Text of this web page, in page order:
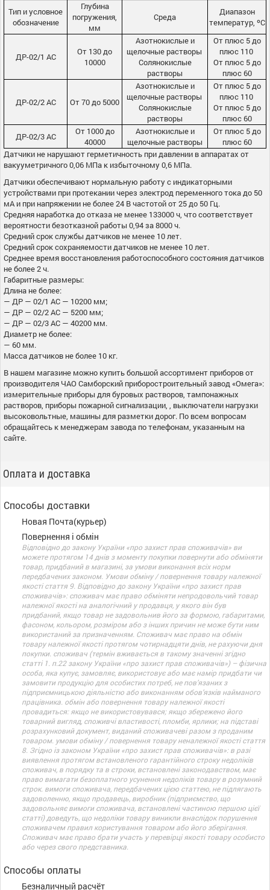
Тип и условное
обозначение
Глубина
погружения,
мм
Среда
Диапазон
температур, ºС
ДР-02/1 АС
От 130 до
10000
Азотнокислые и
щелочные растворы
Солянокислые
растворы
От плюс 5 до
плюс 110
От плюс 5 до
плюс 60
ДР-02/2 АС От 70 до 5000
Азотнокислые и
щелочные растворы
Солянокислые
растворы
От плюс 5 до
плюс 110
От плюс 5 до
плюс 60
ДР-02/3 АС
От 1000 до
40000
Азотнокислые и
щелочные растворы
От плюс 5 до
плюс 60
Датчики не нарушают герметичность при давлении в аппаратах от
вакууметричного 0,06 МПа к избыточному 0,6 МПа.
Датчики обеспечивают нормальную работу с индикаторными
устройствами при протекании через электрод переменного тока до 50
мА и при напряжении не более 24 В частотой от 25 до 50 Гц.
Средняя наработка до отказа не менее 133000 ч, что соответствует
вероятности безотказной работы 0,94 за 8000 ч.
Средний срок службы датчиков не менее 10 лет.
Средний срок сохраняемости датчиков не менее 10 лет.
Среднее время восстановления работоспособного состояния датчиков
не более 2 ч.
Габаритные размеры:
Длина не более:
— ДР — 02/1 АС — 10200 мм;
— ДР — 02/2 АС — 5200 мм;
— ДР — 02/3 АС — 40200 мм.
Диаметр не более:
— 60 мм.
Масса датчиков не более 10 кг.
В нашем магазине можно купить большой ассортимент приборов от
производителя ЧАО Самборский приборостроительный завод «Омега»:
измерительные приборы для буровых растворов, тампонажных
растворов, приборы пожарной сигнализации, , выключатели нагрузки
высоковольтные, машины для разметки дорог. По всем вопросам
обращайтесь к менеджерам завода по телефонам, указанным на
сайте.
Оплата и доставка
Способы доставки
Новая Почта(курьер)
Повернення і обмін
Відповідно до закону України «про захист прав споживачів» ви
можете протягом 14 днів з моменту покупки повернути або обміняти
товар, придбаний в магазині, за умови виконання всіх норм
передбачених законом. Умови обміну / повернення товару належної
якості стаття 9. Відповідно до закону України «про захист прав
споживачів»: споживач має право обміняти непродовольчий товар
належної якості на аналогічний у продавця, у якого він був
придбаний, якщо товар не задовольнив його за формою, габаритами,
фасоном, кольором, розміром або з інших причин не може бути ним
використаний за призначенням. Споживач має право на обмін
товару належної якості протягом чотирнадцяти днів, не рахуючи дня
покупки. споживач (термін вживається в такому значенні згідно
статті 1. п.22 закону України «про захист прав споживачів») – фізична
особа, яка купує, замовляє, використовує або має намір придбати чи
замовити продукцію для особистих потреб, не пов’язаних з
підприємницькою діяльністю або виконанням обов’язків найманого
працівника. обмін або повернення товару належної якості
провадиться: якщо не використовувався; якщо збережено його
товарний вигляд, споживчі властивості, пломби, ярлики; на підставі
розрахунковий документ, виданий споживачеві разом з проданим
товаром. умови обміну / повернення товару неналежної якості стаття
8. Згідно із законом України «про захист прав споживачів»: в разі
виявлення протягом встановленого гарантійного строку недоліків
споживач, в порядку та в строки, встановлені законодавством, має
право вимагати безоплатного усунення недоліків товару в розумний
строк. вимоги споживача, передбачених цією статтею, не підлягають
задоволенню, якщо продавець, виробник (підприємство, що
задовольняє вимоги споживача, встановлені частиною першою цієї
статті) доведуть, що недоліки товару виникли внаслідок порушення
споживачем правил користування товаром або його зберігання.
Споживач має право брати участь у перевірці якості товару особисто
або через свого представника.
Способы оплаты
Безналичный расчёт